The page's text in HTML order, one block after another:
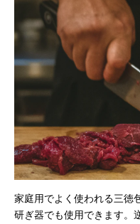
家庭用でよく使われる三徳
研ぎ器でも使用できます。